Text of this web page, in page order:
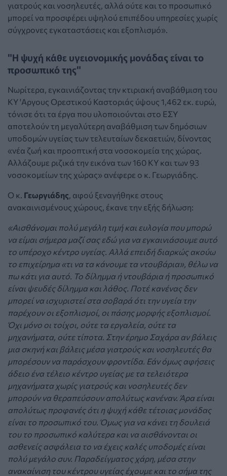
γιατρούς και νοσηλευτές, αλλά ούτε και το προσωπικό
μπορεί να προσφέρει υψηλού επιπέδου υπηρεσίες χωρίς
σύγχρονες εγκαταστάσεις και εξοπλισμό».
"Η ψυχή κάθε υγειονομικής μονάδας είναι το
προσωπικό της"
Νωρίτερα, εγκαινιάζοντας την κτιριακή αναβάθμιση του
ΚΥ 'Αργους Ορεστικού Καστοριάς ύψους 1,462 εκ. ευρώ,
τόνισε ότι τα έργα που υλοποιούνται στο ΕΣΥ
αποτελούν τη μεγαλύτερη αναβάθμιση των δημόσιων
υποδομών υγείας των τελευταίων δεκαετιών, δίνοντας
«νέα ζωή και προοπτική στα νοσοκομεία της χώρας.
Αλλάζουμε ριζικά την εικόνα των 160 ΚΥ και των 93
νοσοκομείων της χώρας» ανέφερε ο κ. Γεωργιάδης.
Ο κ. Γεωργιάδης , αφού ξεναγήθηκε στους
ανακαινισμένους χώρους, έκανε την εξής δήλωση:
«Αισθάνομαι πολύ μεγάλη τιμή και ευλογία που μπορώ
να είμαι σήμερα μαζί σας εδώ για να εγκαινιάσουμε αυτό
το υπέροχο κέντρο υγείας. Αλλά επειδή διαρκώς ακούω
το επιχείρημα «τι να τα κάνουμε τα ντουβάρια», θέλω να
πω κάτι για αυτό. Το δίλημμα ή ντουβάρια ή προσωπικό
είναι ψευδές δίλημμα και λάθος. Ποτέ κανένας δεν
μπορεί να ισχυριστεί στα σοβαρά ότι την υγεία την
παρέχουν οι εξοπλισμοί, οι πάσης μορφής εξοπλισμοί.
Όχι μόνο οι τοίχοι, ούτε τα εργαλεία, ούτε τα
μηχανήματα, ούτε τίποτα. Στην έρημο Σαχάρα αν βάλεις
μια σκηνή και βάλεις μέσα γιατρούς και νοσηλευτές θα
μπορέσουν να παράσχουν φροντίδα. Εάν όμως αφήσεις
άδειο ένα τέλειο κέντρο υγείας με τα τελειότερα
μηχανήματα χωρίς γιατρούς και νοσηλευτές δεν
μπορούν να θεραπεύσουν απολύτως κανέναν. Άρα είναι
απολύτως προφανές ότι η ψυχή κάθε τέτοιας μονάδας
είναι το προσωπικό του. Όμως για να κάνει τη δουλειά
του το προσωπικό καλύτερα και να αισθάνονται οι
ασθενείς ασφάλεια το να έχεις καλές υποδομές είναι
πολύ μεγάλο συν. Παραδείγματος χάρη, μέσα στην
ανακαίνιση του κέντρου υγείας έχουμε και το σήμα της